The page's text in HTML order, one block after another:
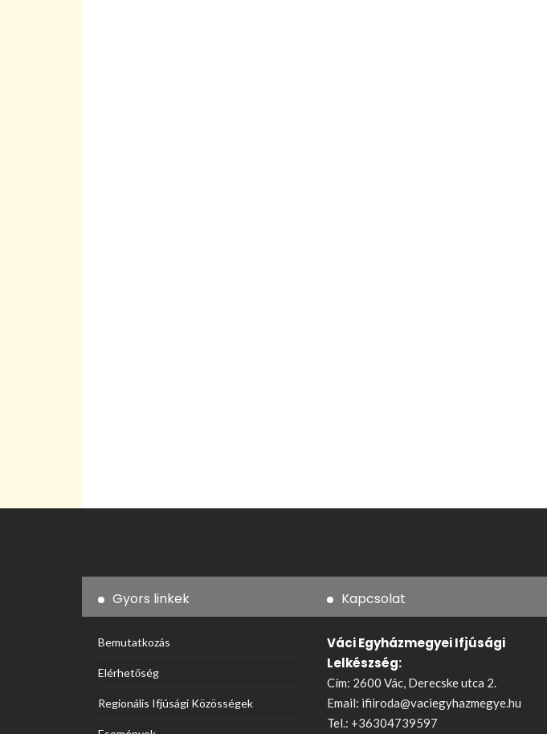
Gyors linkek
Bemutatkozás
Elérhetőség
Regionális Ifjúsági Közösségek
Kapcsolat
Váci Egyházmegyei Ifjúsági
Lelkészség:
Cím: 2600 Vác, Derecske utca 2.
Email: ifiiroda@vaciegyhazmegye.hu
Tel.: +36304739597